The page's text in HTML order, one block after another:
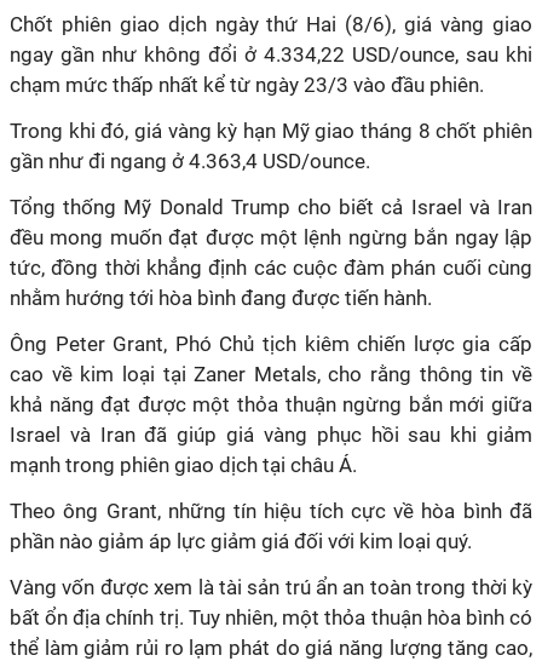
Chốt phiên giao dịch ngày thứ Hai (8/6), giá vàng giao
ngay gần như không đổi ở 4.334,22 USD/ounce, sau khi
chạm mức thấp nhất kể từ ngày 23/3 vào đầu phiên.
Trong khi đó, giá vàng kỳ hạn Mỹ giao tháng 8 chốt phiên
gần như đi ngang ở 4.363,4 USD/ounce.
Tổng thống Mỹ Donald Trump cho biết cả Israel và Iran
đều mong muốn đạt được một lệnh ngừng bắn ngay lập
tức, đồng thời khẳng định các cuộc đàm phán cuối cùng
nhằm hướng tới hòa bình đang được tiến hành.
Ông Peter Grant, Phó Chủ tịch kiêm chiến lược gia cấp
cao về kim loại tại Zaner Metals, cho rằng thông tin về
khả năng đạt được một thỏa thuận ngừng bắn mới giữa
Israel và Iran đã giúp giá vàng phục hồi sau khi giảm
mạnh trong phiên giao dịch tại châu Á.
Theo ông Grant, những tín hiệu tích cực về hòa bình đã
phần nào giảm áp lực giảm giá đối với kim loại quý.
Vàng vốn được xem là tài sản trú ẩn an toàn trong thời kỳ
bất ổn địa chính trị. Tuy nhiên, một thỏa thuận hòa bình có
thể làm giảm rủi ro lạm phát do giá năng lượng tăng cao,